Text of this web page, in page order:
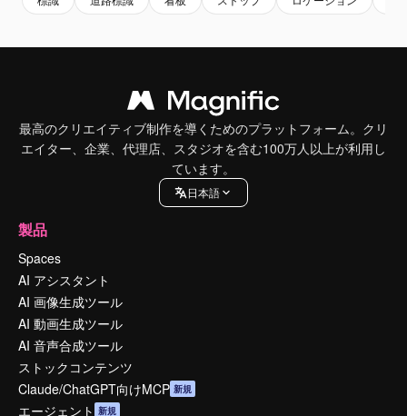
最高のクリエイティブ制作を導くためのプラットフォーム。クリ
エイター、企業、代理店、スタジオを含む100万人以上が利用し
ています。
日本語
製品
Spaces
AI アシスタント
AI 画像生成ツール
AI 動画生成ツール
AI 音声合成ツール
ストックコンテンツ
Claude/ChatGPT向けMCP 新規
エージェント 新規